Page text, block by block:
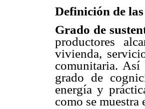
Definición de
Grado de
productores
vivienda,
comunitaria. Así
grado de
energía y
como se muestra